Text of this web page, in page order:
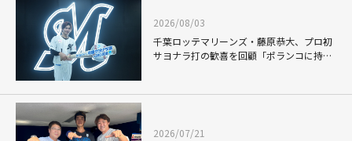
2026/08/03
千葉ロッテマリーンズ・藤原恭大、プロ初
サヨナラ打の歓喜を回顧「ポランコに持ち
2026/07/21